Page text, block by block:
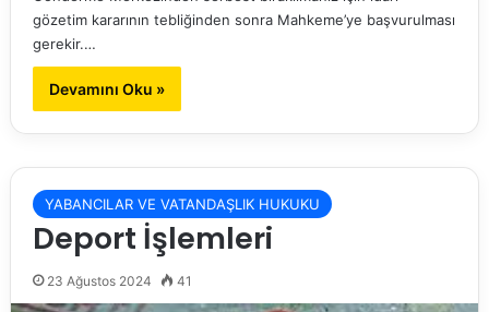
gözetim kararının tebliğinden sonra Mahkeme’ye başvurulması
gerekir.…
Devamını Oku »
YABANCILAR VE VATANDAŞLIK HUKUKU
Deport İşlemleri
23 Ağustos 2024 41